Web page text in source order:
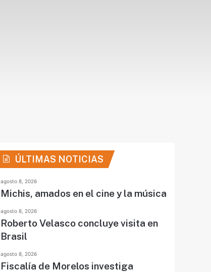
ÚLTIMAS NOTICIAS
agosto 8, 2026
Michis, amados en el cine y la música
agosto 8, 2026
Roberto Velasco concluye visita en
Brasil
agosto 8, 2026
Fiscalía de Morelos investiga